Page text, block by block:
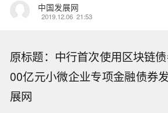
中国发展网
2019.12.06 21:53
原标题：中行首次使用区块链
00亿元小微企业专项金融债券
展网